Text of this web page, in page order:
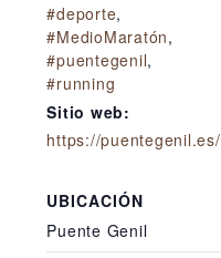
#deporte,
#MedioMaratón,
#puentegenil,
#running
Sitio web:
https://puentegenil.es/
UBICACIÓN
Puente Genil